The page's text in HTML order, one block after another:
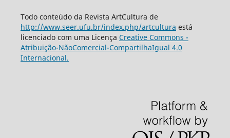
Todo conteúdo da Revista ArtCultura de
http://www.seer.ufu.br/index.php/artcultura está
licenciado com uma Licença Creative Commons -
Atribuição-NãoComercial-CompartilhaIgual 4.0
Internacional.